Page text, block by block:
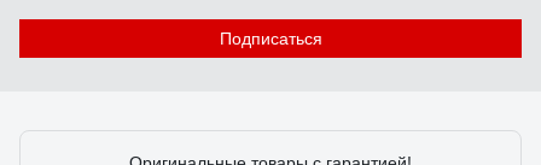
MR16, SL/WH зеркальный/белый a036801
Подписаться